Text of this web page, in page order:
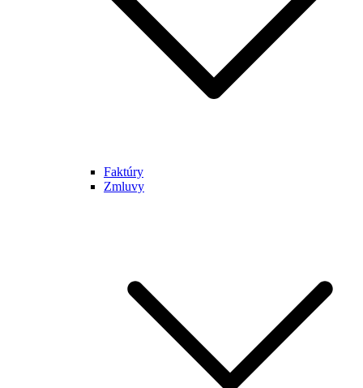
Faktúry
Zmluvy